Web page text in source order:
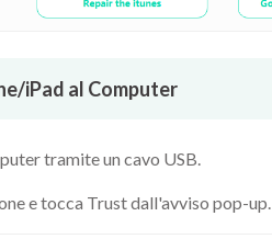
iPad al Computer
tramite un cavo USB.
e tocca Trust dall'avviso pop-up.